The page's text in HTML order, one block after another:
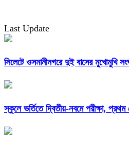
Last Update
সিলেটে ওসমানীনগরে দুই বাসের মুখোমুখি
স্কুলে ভর্তিতে দ্বিতীয়-নবমে পরীক্ষা, প্রথম